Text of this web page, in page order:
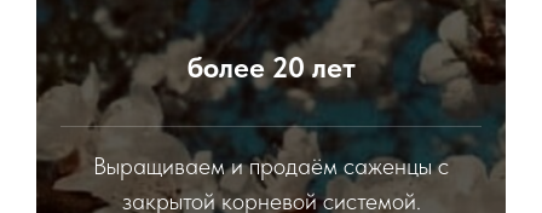
более 20 лет
Выращиваем и продаём саженцы с
закрытой корневой системой.